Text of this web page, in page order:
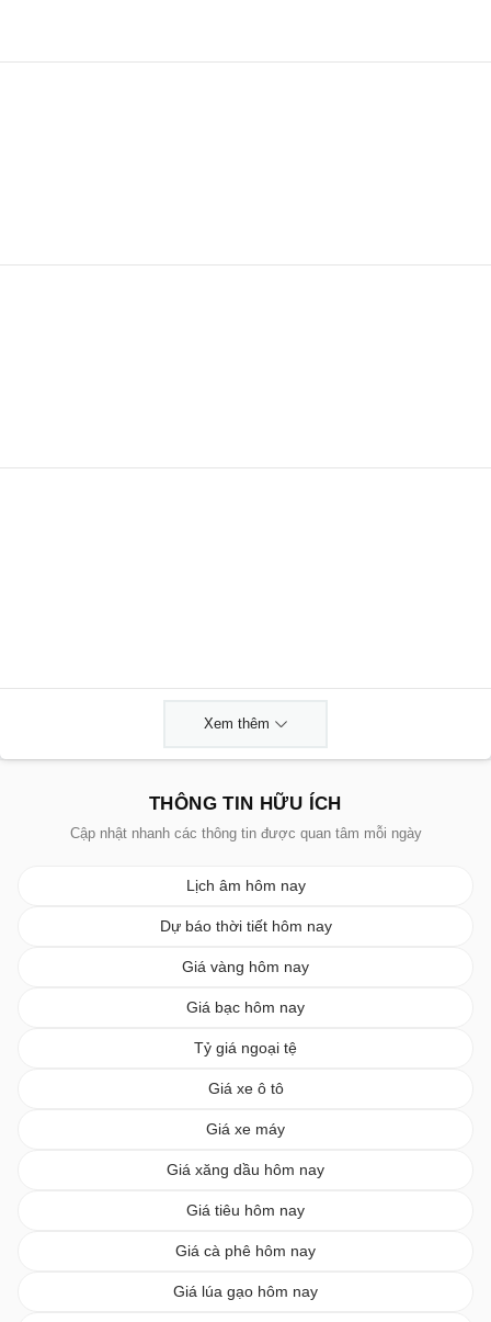
Xem thêm
THÔNG TIN HỮU ÍCH
Cập nhật nhanh các thông tin được quan tâm mỗi ngày
Lịch âm hôm nay
Dự báo thời tiết hôm nay
Giá vàng hôm nay
Giá bạc hôm nay
Tỷ giá ngoại tệ
Giá xe ô tô
Giá xe máy
Giá xăng dầu hôm nay
Giá tiêu hôm nay
Giá cà phê hôm nay
Giá lúa gạo hôm nay